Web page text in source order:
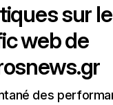
sur le
web de
des